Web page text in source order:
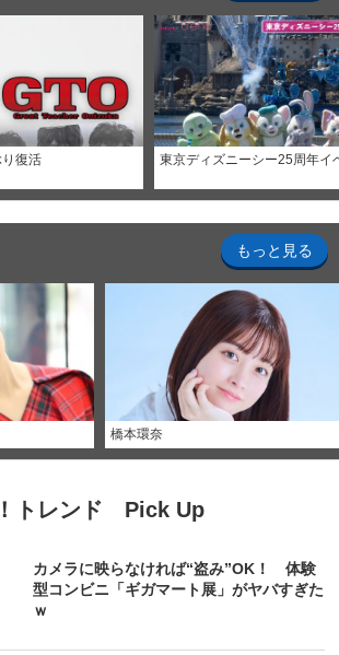
り復活 東京ディズニーシー25周年イ
もっと見る
橋本環奈
トレンド Pick Up
カメラに映らなければ“盗み”OK！ 体験
型コンビニ「ギガマート展」がヤバすぎた
ｗ